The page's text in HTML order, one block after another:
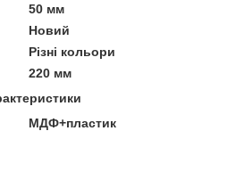
50 мм
Новий
Різні кольори
220 мм
МДФ+пластик